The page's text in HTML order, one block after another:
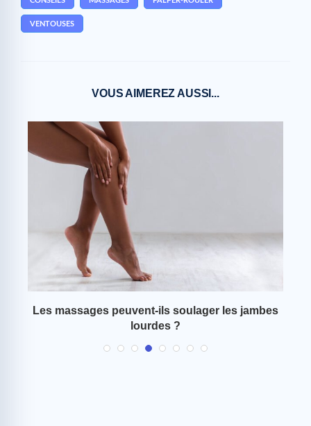
VENTOUSES
VOUS AIMEREZ AUSSI...
Les massages peuvent-ils soulager les jambes
lourdes ?